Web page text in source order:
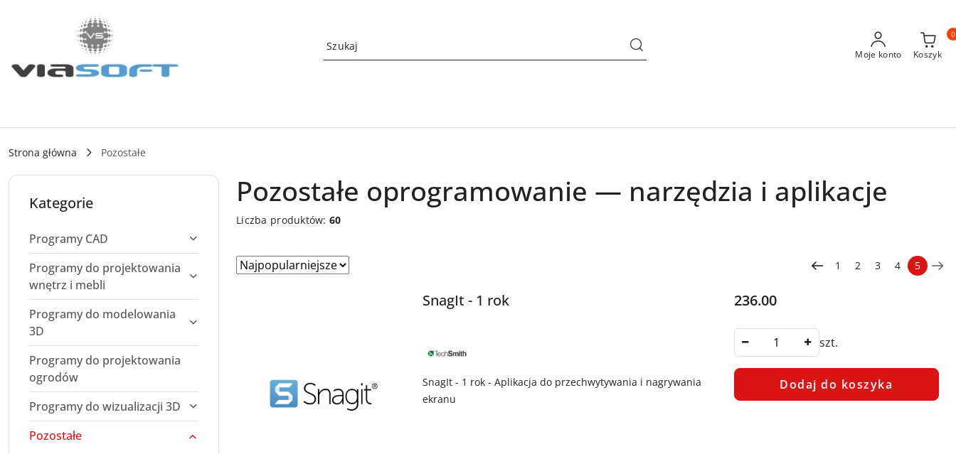
Przejdź do treści głównej
Przejdź do wyszukiwarki
Przejdź do moje konto
Przejdź do menu głównego
Przejdź do stopki
Moje konto Koszyk
0
Strona główna Pozostałe
Kategorie
Programy CAD
Programy do projektowania
wnętrz i mebli
Programy do modelowania
3D
Programy do projektowania
ogrodów
Programy do wizualizacji 3D
Pozostałe
Pozostałe oprogramowanie — narzędzia i aplikacje
Liczba produktów:60
Zastosowano
Sortuj
według
1 2 3 4 5
SnagIt - 1 rok
NAZWA
PRODUCENTA:
CORPORATION
SnagIt - 1 rok - Aplikacja do przechwytywania i nagrywania
ekranu
Cena:
236.00
szt.
Dodaj do koszyka